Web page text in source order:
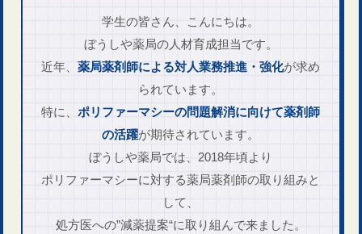
学生の皆さん、こんにちは。
ぼうしや薬局の人材育成担当です。
近年、薬局薬剤師による対人業務推進・強化が求め
られています。
特に、ポリファーマ​シーの問題解消に向けて薬剤師
の活躍が期待されています。
ぼうしや薬局では、2018年頃より
ポリファーマシーに対する薬局薬剤師の取り組みと
して、
処方医への”減薬提案“に取り組んで来ました。